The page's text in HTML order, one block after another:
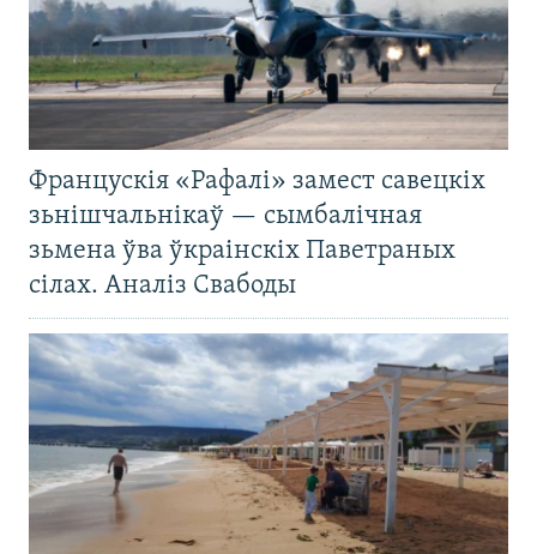
Францускія «Рафалі» замест савецкіх
зьнішчальнікаў — сымбалічная
зьмена ўва ўкраінскіх Паветраных
сілах. Аналіз Свабоды